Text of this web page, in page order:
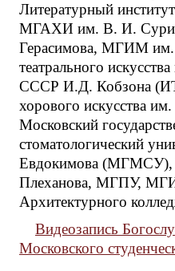
Литературный
МГАХИ им. В. И.
Герасимова, МГИМ
театрального
СССР И.Д. Кобзона
хорового искусства
Московский
стоматологический
Евдокимова
Плеханова, МГПУ,
Архитектурного
Видеозапись
Московского